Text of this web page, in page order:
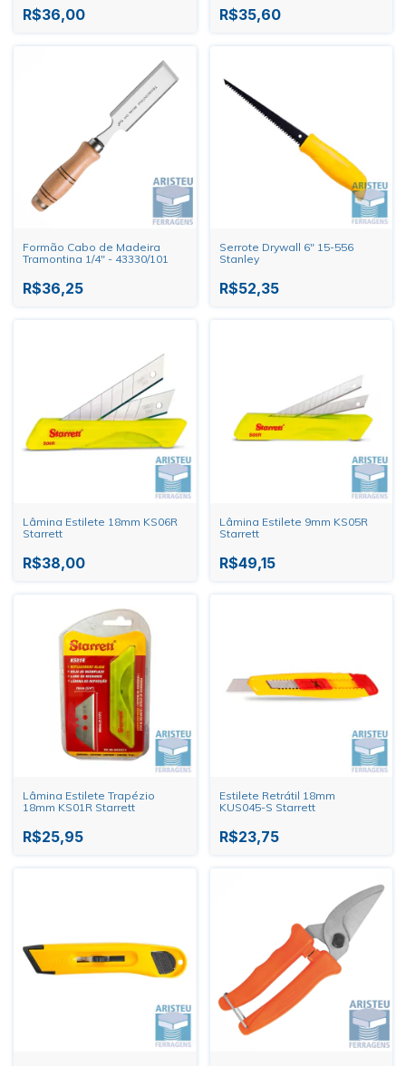
R$36,00 R$35,60
Formão Cabo de Madeira
Tramontina 1/4" - 43330/101
R$36,25
Serrote Drywall 6" 15-556
Stanley
R$52,35
Lâmina Estilete 18mm KS06R
Starrett
R$38,00
Lâmina Estilete 9mm KS05R
Starrett
R$49,15
Lâmina Estilete Trapézio
18mm KS01R Starrett
R$25,95
Estilete Retrátil 18mm
KUS045-S Starrett
R$23,75